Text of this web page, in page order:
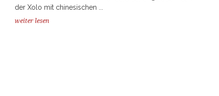
der Xolo mit chinesischen ...
weiter lesen